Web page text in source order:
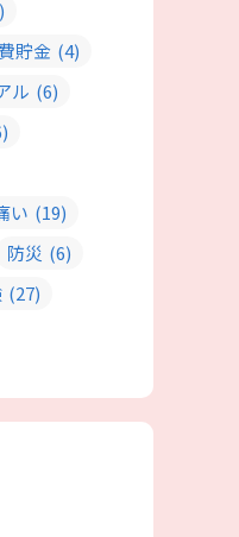
貯金 (4)
ル (6)
い (19)
防災 (6)
(27)